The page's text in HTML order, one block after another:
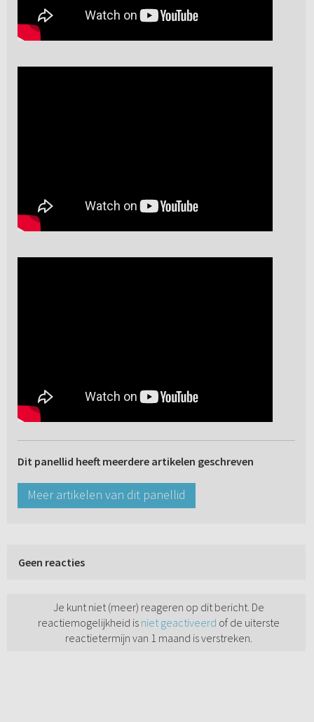
Dit panellid heeft meerdere artikelen geschreven
Meer artikelen van dit panellid
Geen reacties
Je kunt niet (meer) reageren op dit bericht. De
reactiemogelijkheid is niet geactiveerd of de uiterste
reactietermijn van 1 maand is verstreken.